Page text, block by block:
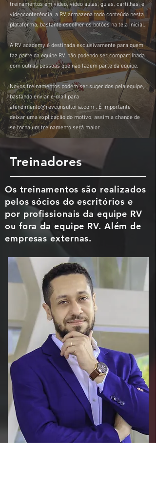
treinamentos em vídeo, vídeo aulas, guias, cartilhas, e
videoconferência, a RV armazena todo conteúdo nesta
plataforma, bastante escolher os botões na tela inicial.
A RV academy é destinada exclusivamente para quem
faz parte da equipe RV, não podendo ser compartilhada
com outras pessoas que não fazem parte da equipe.
Novos treinamentos podem ser sugeridos pela equipe,
bastando enviar e-mail para
atendimento@revconsultoria.com . É importante
deixar uma explicação do motivo, assim a chance de
se torna um treinamento será maior.
Treinadores
Os treinamentos são realizados
pelos sócios do escritórios e
por profissionais da equipe RV
ou fora da equipe RV. Além de
empresas externas.